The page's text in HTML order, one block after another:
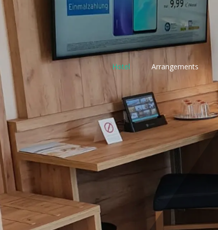
Hotel Arrangements